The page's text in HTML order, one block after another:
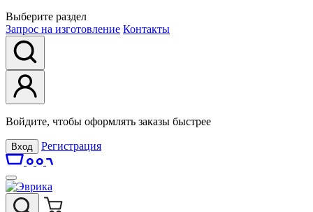
Выберите раздел
Запрос на изготовление Контакты
Войдите, чтобы оформлять заказы быстрее
Вход Регистрация